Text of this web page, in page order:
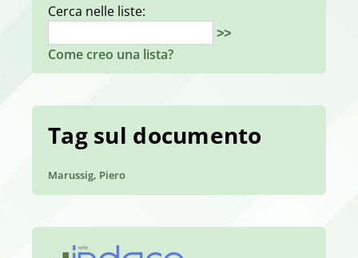
Cerca nelle liste:
>>
Come creo una lista?
Tag sul documento
Marussig, Piero